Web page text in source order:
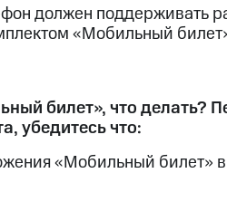
должен поддерживать
«Мобильный
билет», что делать?
убедитесь что:
«Мобильный билет»